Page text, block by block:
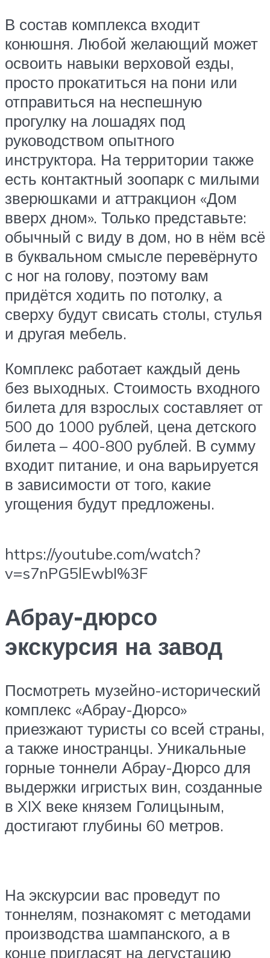
В состав комплекса входит
конюшня. Любой желающий может
освоить навыки верховой езды,
просто прокатиться на пони или
отправиться на неспешную
прогулку на лошадях под
руководством опытного
инструктора. На территории также
есть контактный зоопарк с милыми
зверюшками и аттракцион «Дом
вверх дном». Только представьте:
обычный с виду в дом, но в нём всё
в буквальном смысле перевёрнуто
с ног на голову, поэтому вам
придётся ходить по потолку, а
сверху будут свисать столы, стулья
и другая мебель.
Комплекс работает каждый день
без выходных. Стоимость входного
билета для взрослых составляет от
500 до 1000 рублей, цена детского
билета – 400-800 рублей. В сумму
входит питание, и она варьируется
в зависимости от того, какие
угощения будут предложены.
https://youtube.com/watch?
v=s7nPG5lEwbI%3F
Абрау-дюрсо
экскурсия на завод
Посмотреть музейно-исторический
комплекс «Абрау-Дюрсо»
приезжают туристы со всей страны,
а также иностранцы. Уникальные
горные тоннели Абрау-Дюрсо для
выдержки игристых вин, созданные
в XIX веке князем Голицыным,
достигают глубины 60 метров.
На экскурсии вас проведут по
тоннелям, познакомят с методами
производства шампанского, а в
конце пригласят на дегустацию